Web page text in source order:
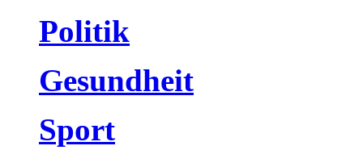
Politik
Gesundheit
Sport